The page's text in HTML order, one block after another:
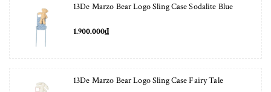
13De Marzo Bear Logo Sling Case Sodalite Blue
1.900.000₫
13De Marzo Bear Logo Sling Case Fairy Tale